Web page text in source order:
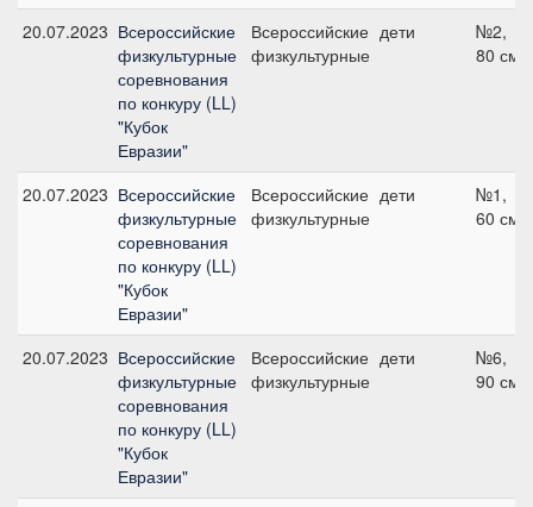
20.07.2023 Всероссийские
физкультурные
соревнования
по конкуру (LL)
"Кубок
Евразии"
Всероссийские
физкультурные
дети
№2,
80 см
20.07.2023 Всероссийские
физкультурные
соревнования
по конкуру (LL)
"Кубок
Евразии"
Всероссийские
физкультурные
дети
№1,
60 см
20.07.2023 Всероссийские
физкультурные
соревнования
по конкуру (LL)
"Кубок
Евразии"
Всероссийские
физкультурные
дети
№6,
90 см